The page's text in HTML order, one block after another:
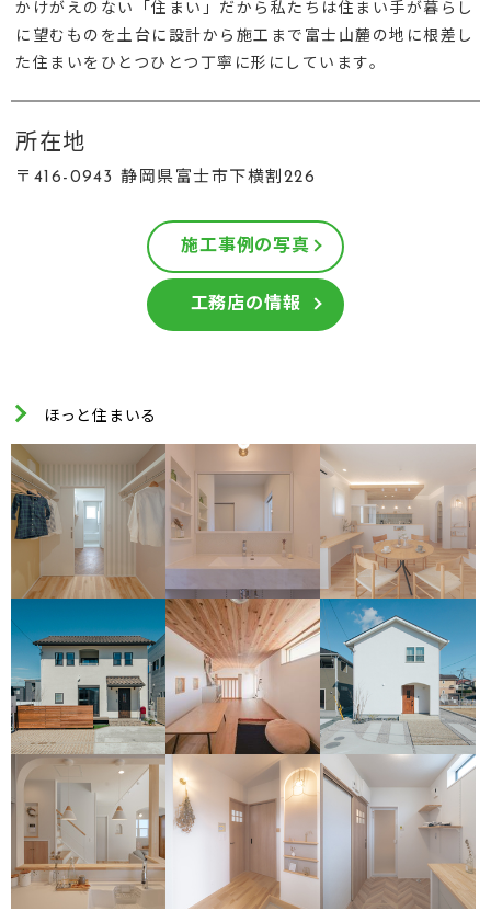
かけがえのない「住まい」だから私たちは住まい手が暮らし
に望むものを土台に設計から施工まで富士山麓の地に根差し
た住まいをひとつひとつ丁寧に形にしています。
所在地
〒416-0943 静岡県富士市下横割226
施工事例の写真
工務店の情報
ほっと住まいる